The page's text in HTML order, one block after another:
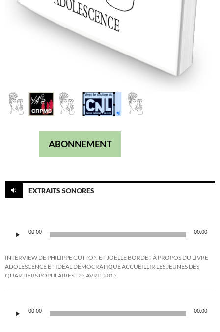
ABONNEMENT
EXTRAITS SONORES
audio
00:00 00:00
INTERVIEW DE PHILIPPE GUTTON ET JOËLLE BORDET À PROPOS DU LIVRE
ADOLESCENCE ET IDÉAL DÉMOCRATIQUE ACCUEILLIR LES JEUNES DES
QUARTIERS POPULAIRES 25 AVRIL 2015
audio
00:00 00:00